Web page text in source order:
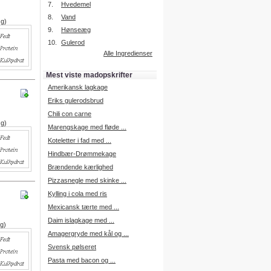
Intelligent søgning
Få foreslået opskrifter.
Prøv vores nye "Foreslå
Læs mere her.
Vi har nu oprettet et mad forum,
hvor i kan dele jeres erfaringer.
Log på med dine oplysninger fra
Madopskrifter.nu.
Gå til forum
Indkøbsliste på SMS
på SMS.
For at benytte SMS funktionen,
7.
Hvedemel
8.
Vand
9.
Hønseæg
10.
Gulerod
Alle Ingredienser
Mest viste madopskrifter
Amerikansk lagkage
Eriks gulerodsbrud
Chili con carne
Marengskage med fløde ...
Koteletter i fad med ...
Hindbær-Drømmekage
Brændende kærlighed
Pizzasnegle med skinke ...
Kylling i cola med ris
Mexicansk tærte med ...
Daim islagkage med ...
Amagergryde med kål og ...
Svensk pølseret
Pasta med bacon og ...